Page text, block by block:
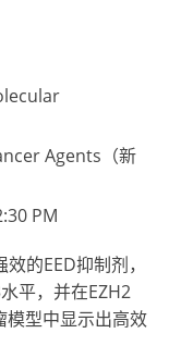
Agents（新
PM
的EED抑制剂，
平，并在EZH2
模型中显示出高效